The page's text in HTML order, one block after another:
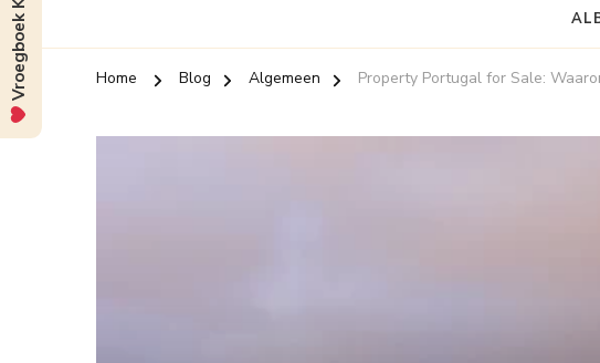
Home Blog Algemeen Property Portugal for Sale: